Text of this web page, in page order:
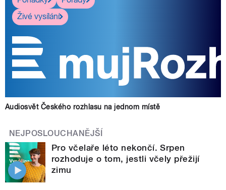
Živé vysílání
Audiosvět Českého rozhlasu na jednom místě
NEJPOSLOUCHANĚJŠÍ
Pro včelaře léto nekončí. Srpen
rozhoduje o tom, jestli včely přežijí
zimu